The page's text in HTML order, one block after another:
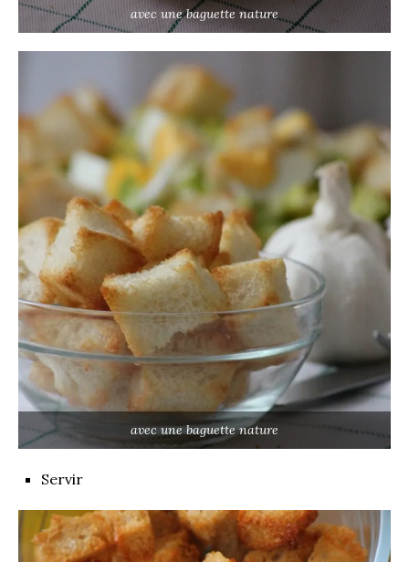
avec une baguette nature
avec une baguette nature
Servir